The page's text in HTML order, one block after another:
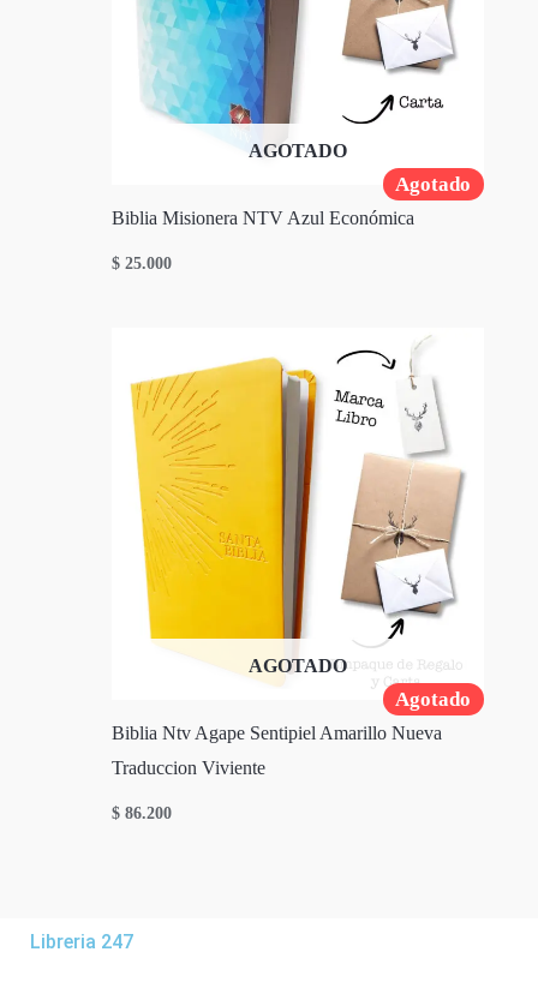
Agotado
AGOTADO
Biblia Misionera NTV Azul Económica
$ 25.000
Agotado
AGOTADO
Biblia Ntv Agape Sentipiel Amarillo Nueva
Traduccion Viviente
$ 86.200
Libreria 247